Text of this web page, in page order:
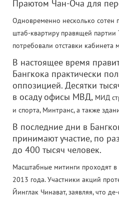
Праютом Чан-Оча для
Одновременно несколько сотен
штаб-квартиру правящей
потребовали отставки кабинета
В настоящее время
Бангкока практически
оппозицией. Десятки
в осаду офисы МВД, МИД
и спорта, Минтранс, а также
В последние дни в
принимают участие, по
до 400 тысяч человек.
Масштабные митинги проходят в
2013 года. Участники акций
Йинглак Чинават, заявляя, что